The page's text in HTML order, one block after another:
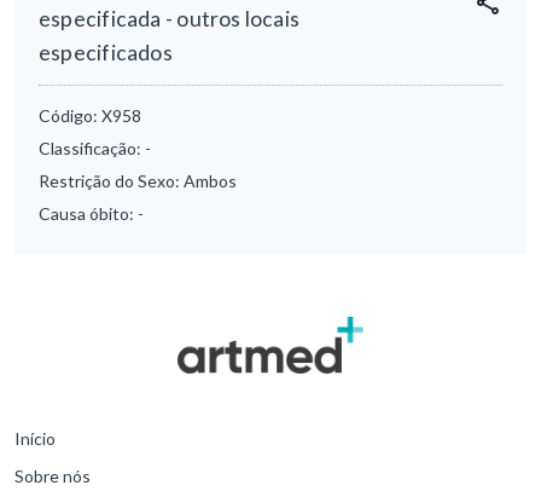
especificada - outros locais
especificados
Código: X958
Classificação: -
Restrição do Sexo: Ambos
Causa óbito: -
Início
Sobre nós